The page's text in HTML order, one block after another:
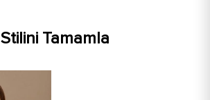
Stilini Tamamla